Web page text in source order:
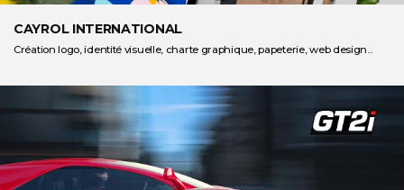
CAYROL INTERNATIONAL
Création logo, identité visuelle, charte graphique, papeterie, web design...